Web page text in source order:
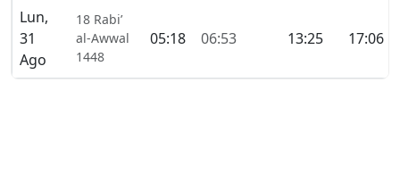
Lun,
31
Ago
18 Rabi’
al-Awwal
1448
05:18 06:53 13:25 17:06